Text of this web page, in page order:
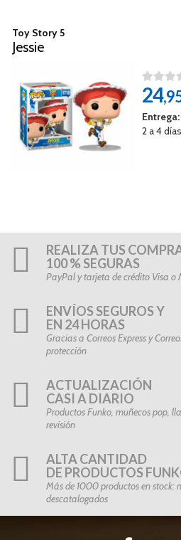
Toy Story 5
Jessie
24
Entrega:
2 a 4
REALIZA TUS
100 % SEGURAS
PayPal y tarjeta de crédito Visa o
ENVÍOS SEGUROS Y
EN 24 HORAS
Gracias a Correos Express y
protección
ACTUALIZACIÓN
CASI A DIARIO
Productos Funko, muñecos pop,
revisión
ALTA CANTIDAD
DE PRODUCTOS
Más de 1000 productos en stock:
descatalogados